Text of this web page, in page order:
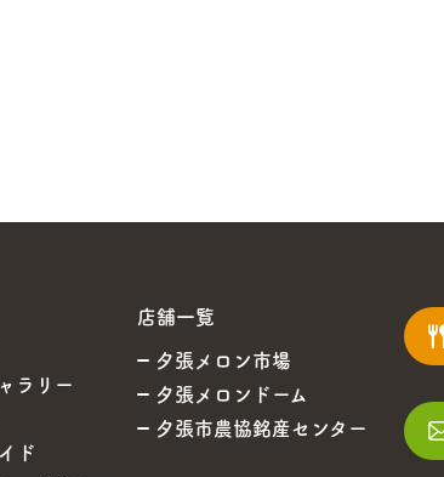
ラリー
ド
店舗一覧
夕張メロン市場
夕張メロンドーム
夕張市農協銘産センター